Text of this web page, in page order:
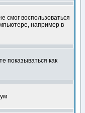
смог воспользоваться
например в
показываться как